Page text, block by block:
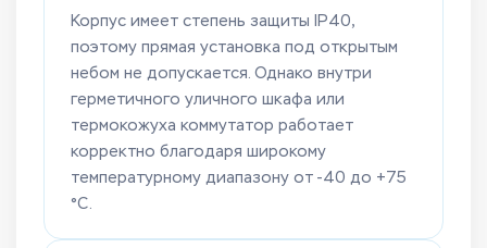
Корпус имеет степень защиты IP40,
поэтому прямая установка под открытым
небом не допускается. Однако внутри
герметичного уличного шкафа или
термокожуха коммутатор работает
корректно благодаря широкому
температурному диапазону от -40 до +75
°C.